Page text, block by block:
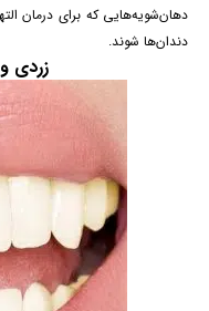
دهان‌شویه‌هایی که برای درمان
دندان‌ها شوند.
زردی